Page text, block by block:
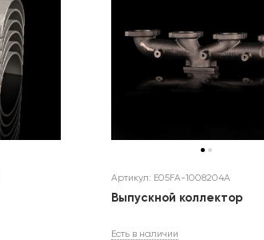
Артикул: E05FA-1008204A
Выпускной коллектор
Есть в наличии